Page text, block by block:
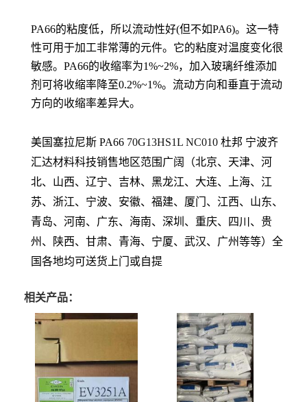
PA66的粘度低，所以流动性好(但不如PA6)。这一特
性可用于加工非常薄的元件。它的粘度对温度变化很
敏感。PA66的收缩率为1%~2%，加入玻璃纤维添加
剂可将收缩率降至0.2%~1%。流动方向和垂直于流动
方向的收缩率差异大。
美国塞拉尼斯 PA66 70G13HS1L NC010 杜邦 宁波齐
汇达材料科技销售地区范围广阔（北京、天津、河
北、山西、辽宁、吉林、黑龙江、大连、上海、江
苏、浙江、宁波、安徽、福建、厦门、江西、山东、
青岛、河南、广东、海南、深圳、重庆、四川、贵
州、陕西、甘肃、青海、宁厦、武汉、广州等等）全
国各地均可送货上门或自提
相关产品：